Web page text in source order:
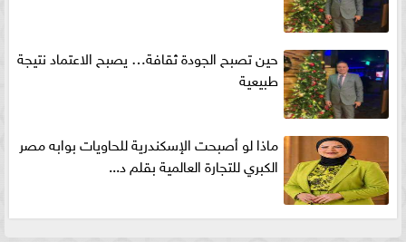
حين تصبح الجودة ثقافة… يصبح الاعتماد نتيجة
طبيعية
ماذا لو أصبحت الإسكندرية للحاويات بوابه مصر
الكبري للتجارة العالمية بقلم د...